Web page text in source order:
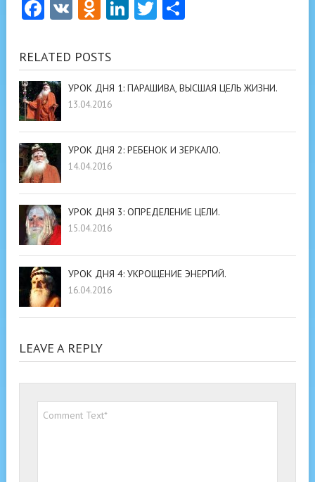
Facebook
VK Odnoklassniki
LinkedIn
Twitter
RELATED POSTS
УРОК ДНЯ 1: ПАРАШИВА, ВЫСШАЯ ЦЕЛЬ ЖИЗНИ.
13.04.2016
УРОК ДНЯ 2: РЕБЕНОК И ЗЕРКАЛО.
14.04.2016
УРОК ДНЯ 3: ОПРЕДЕЛЕНИЕ ЦЕЛИ.
15.04.2016
УРОК ДНЯ 4: УКРОЩЕНИЕ ЭНЕРГИЙ.
16.04.2016
LEAVE A REPLY